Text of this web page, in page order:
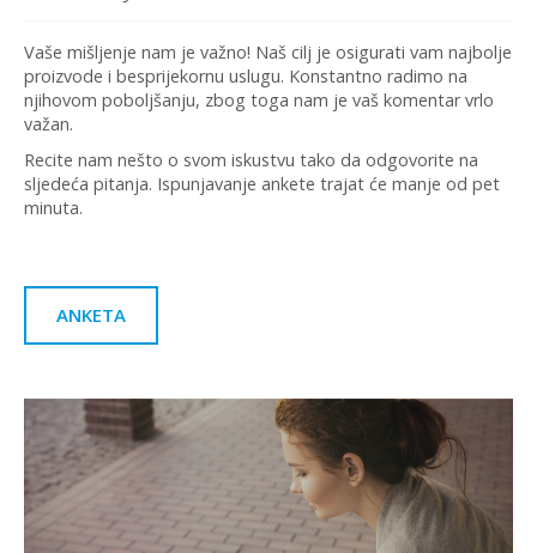
Vaše mišljenje nam je važno! Naš cilj je osigurati vam najbolje
proizvode i besprijekornu uslugu. Konstantno radimo na
njihovom poboljšanju, zbog toga nam je vaš komentar vrlo
važan.
Recite nam nešto o svom iskustvu tako da odgovorite na
sljedeća pitanja. Ispunjavanje ankete trajat će manje od pet
minuta.
ANKETA